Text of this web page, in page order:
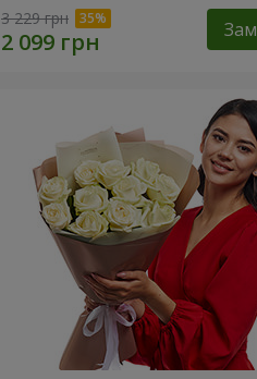
3 229 грн